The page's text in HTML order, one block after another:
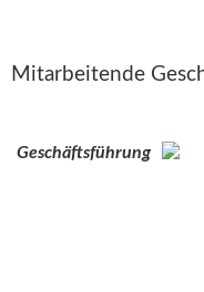
Mitarbeitende
Geschäftsführung